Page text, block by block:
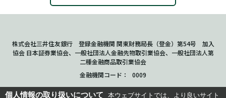
株式会社三井住友銀行 登録金融機関 関東財務局長（登金）第54号 加入
協会 日本証券業協会、一般社団法人金融先物取引業協会、一般社団法人第
二種金融商品取引業協会
金融機関コード
0009
個人情報の取り扱いについて 本ウェブサイトでは、より良いサイト